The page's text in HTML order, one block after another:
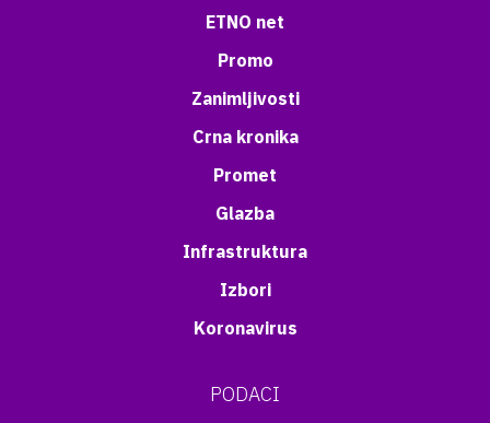
ETNO net
Promo
Zanimljivosti
Crna kronika
Promet
Glazba
Infrastruktura
Izbori
Koronavirus
PODACI